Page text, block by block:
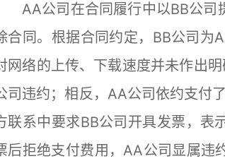
AA公司在合同履行中以BB公司
合同。根据合同约定，BB公司为
网络的上传、下载速度并未作出
司违约；相反，AA公司依约支付
联系中要求BB公司开具发票，表
后拒绝支付费用，AA公司显属违